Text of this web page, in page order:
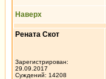
Наверх
Рената Скот
Зарегистрирован:
29.09.2017
Суждений: 14208